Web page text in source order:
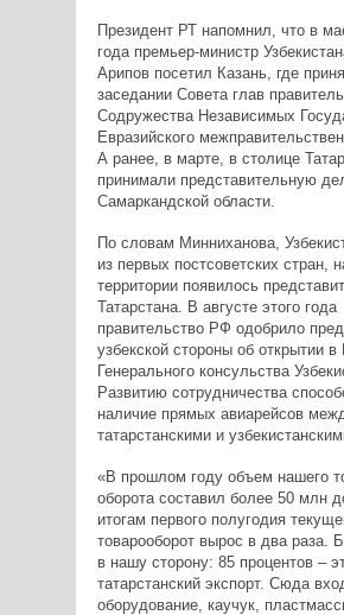
Президент РТ напомнил, что в
года премьер-министр
Арипов посетил Казань, где
заседании Совета глав
Содружества Независимых
Евразийского
А ранее, в марте, в столице
принимали представительную
Самаркандской области.
По словам Минниханова,
из первых постсоветских стран,
территории появилось
Татарстана. В августе этого года
правительство РФ одобрило
узбекской стороны об открытии в
Генерального консульства
Развитию сотрудничества
наличие прямых авиарейсов
татарстанскими и
«В прошлом году объем нашего
оборота составил более 50 млн
итогам первого полугодия
товарооборот вырос в два раза.
в нашу сторону: 85 процентов –
татарстанский экспорт. Сюда
оборудование, каучук,